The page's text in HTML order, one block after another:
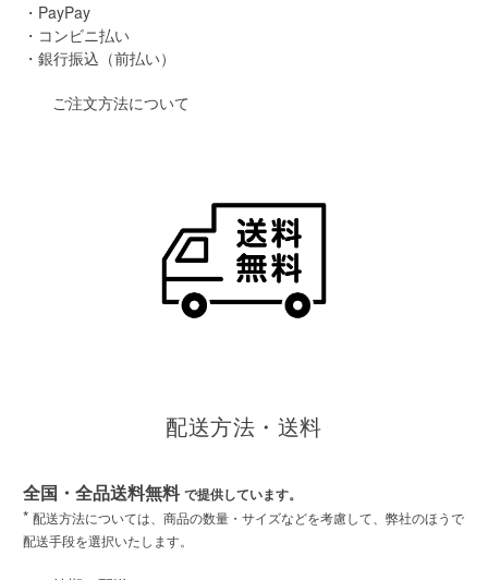
・PayPay
・コンビニ払い
・銀行振込（前払い）
ご注文方法について
配送方法・送料
全国・全品送料無料 で提供しています。
* 配送方法については、商品の数量・サイズなどを考慮して、弊社のほうで
配送手段を選択いたします。